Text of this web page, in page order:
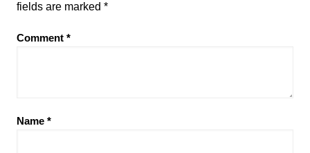
fields are marked *
Comment *
Name *